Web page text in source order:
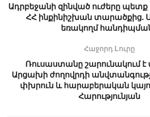
Ադրբեջանի զինված ուժերը պետք
ՀՀ ինքինիշխան տարածքից.
եռակողմ
Հաջորդ Lուրը
Ռուսաստանը շարունակում
Արցախի ժողովրդի
փխրուն և հարաբերական
Հարությունյան